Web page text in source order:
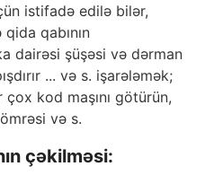
istifadə edilə bilər,
qabının
dairəsi şüşəsi və dərman
... və s. işarələmək;
kod maşını götürün,
və s.
çəkilməsi: